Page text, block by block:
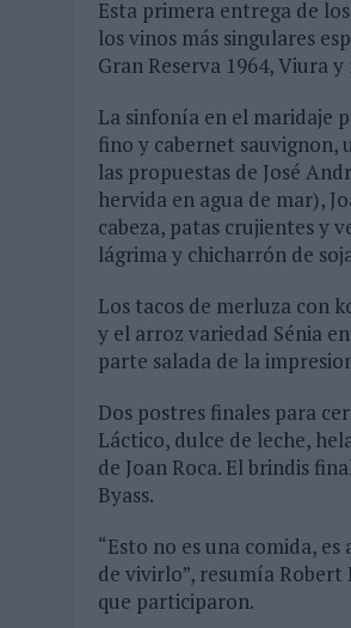
Esta primera entrega de
los vinos más singulares
Gran Reserva 1964, Viura
La sinfonía en el maridaje
fino y cabernet sauvignon,
las propuestas de José
hervida en agua de mar),
cabeza, patas crujientes y
lágrima y chicharrón de
Los tacos de merluza con
y el arroz variedad Sénia
parte salada de la
Dos postres finales para
Láctico, dulce de leche,
de Joan Roca. El brindis
Byass.
“Esto no es una comida,
de vivirlo”, resumía
que participaron.